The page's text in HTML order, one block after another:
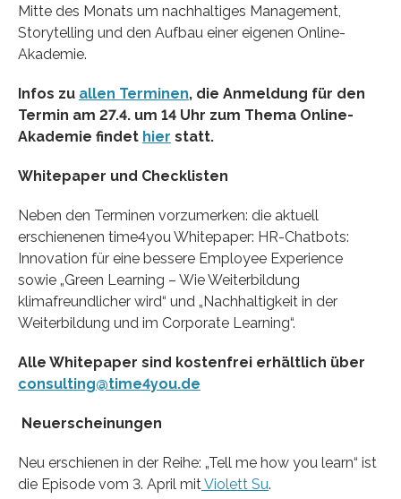
Mitte des Monats um nachhaltiges Management,
Storytelling und den Aufbau einer eigenen Online-
Akademie.
Infos zu allen Terminen, die Anmeldung für den
Termin am 27.4. um 14 Uhr zum Thema Online-
Akademie findet hier statt.
Whitepaper und Checklisten
Neben den Terminen vorzumerken: die aktuell
erschienenen time4you Whitepaper: HR-Chatbots:
Innovation für eine bessere Employee Experience
sowie „Green Learning – Wie Weiterbildung
klimafreundlicher wird“ und „Nachhaltigkeit in der
Weiterbildung und im Corporate Learning“.
Alle Whitepaper sind kostenfrei erhältlich über
consulting@time4you.de
Neuerscheinungen
Neu erschienen in der Reihe: „Tell me how you learn“ ist
die Episode vom 3. April mitViolett Su.